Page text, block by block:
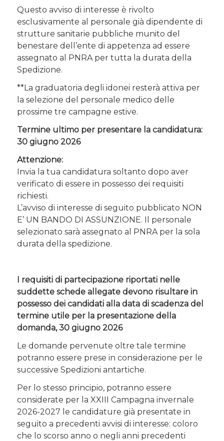
Questo avviso di interesse è rivolto
esclusivamente al personale già dipendente di
strutture sanitarie pubbliche munito del
benestare dell’ente di appetenza ad essere
assegnato al PNRA per tutta la durata della
Spedizione.
**La graduatoria degli idonei resterà attiva per
la selezione del personale medico delle
prossime tre campagne estive.
Termine ultimo per presentare la candidatura:
30 giugno 2026
Attenzione:
Invia la tua candidatura soltanto dopo aver
verificato di essere in possesso dei requisiti
richiesti.
L’avviso di interesse di seguito pubblicato NON
E’ UN BANDO DI ASSUNZIONE. Il personale
selezionato sarà assegnato al PNRA per la sola
durata della spedizione.
I requisiti di partecipazione riportati nelle
suddette schede allegate devono risultare in
possesso dei candidati alla data di scadenza del
termine utile per la presentazione della
domanda, 30 giugno 2026
Le domande pervenute oltre tale termine
potranno essere prese in considerazione per le
successive Spedizioni antartiche.
Per lo stesso principio, potranno essere
considerate per la XXIII Campagna invernale
2026-2027 le candidature già presentate in
seguito a precedenti avvisi di interesse: coloro
che lo scorso anno o negli anni precedenti